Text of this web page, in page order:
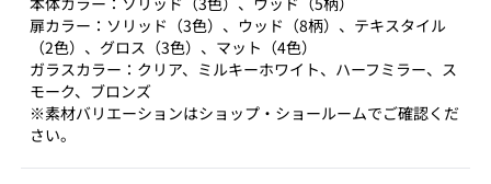
扉カラー：ソリッド（3色）、ウッド（8柄）、テキスタイル
（2色）、グロス（3色）、マット（4色）
ガラスカラー：クリア、ミルキーホワイト、ハーフミラー、ス
モーク、ブロンズ
※素材バリエーションはショップ・ショールームでご確認くだ
さい。